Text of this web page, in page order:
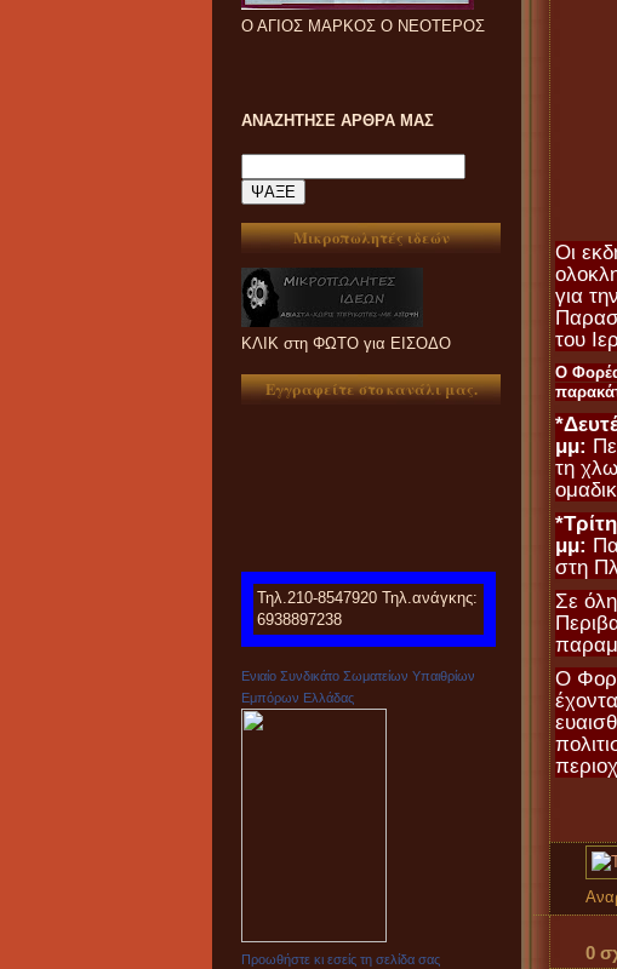
Ο ΑΓΙΟΣ ΜΑΡΚΟΣ Ο ΝΕΟΤΕΡΟΣ
ΑΝΑΖΗΤΗΣΕ ΑΡΘΡΑ ΜΑΣ
Μικροπωλητές ιδεών
ΚΛΙΚ στη ΦΩΤΟ για ΕΙΣΟΔΟ
Εγγραφείτε στο κανάλι μας.
Τηλ.210-8547920 Τηλ.ανάγκης:
6938897238
Ενιαίο Συνδικάτο Σωματείων Υπαιθρίων
Εμπόρων Ελλάδας
Προωθήστε κι εσείς τη σελίδα σας
Οι
για
του
Ο
μμ:
τη
μμ:
στη
Σε
Ο
0